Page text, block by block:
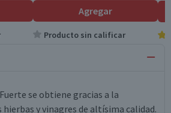
Agregar
Producto sin calificar
se obtiene gracias a la
y vinagres de altísima calidad.